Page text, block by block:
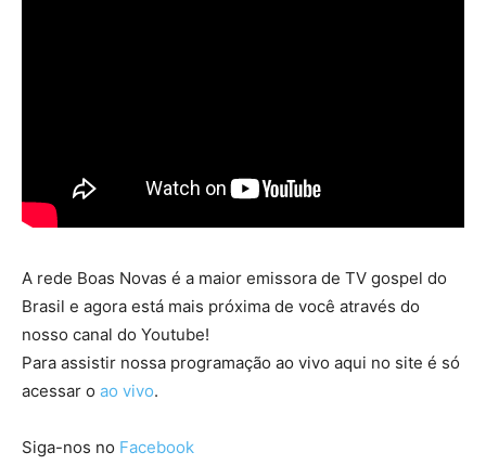
A rede Boas Novas é a maior emissora de TV gospel do
Brasil e agora está mais próxima de você através do
nosso canal do Youtube!
Para assistir nossa programação ao vivo aqui no site é só
acessar o ao vivo.
Siga-nos no Facebook